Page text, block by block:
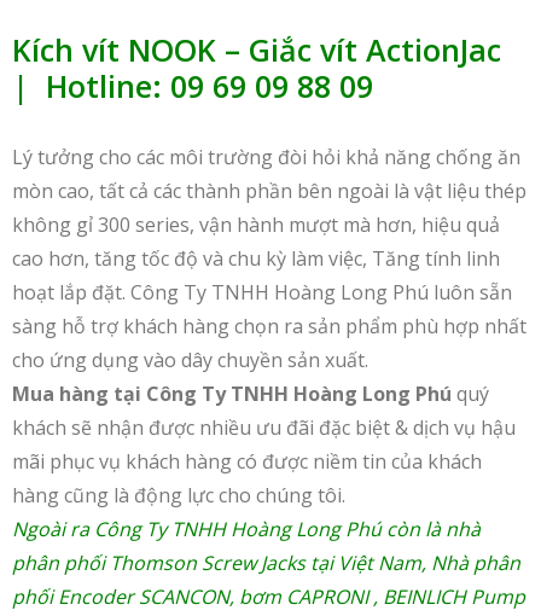
Kích vít NOOK – Giắc vít ActionJac
| Hotline: 09 69 09 88 09
Lý tưởng cho các môi trường đòi hỏi khả năng chống ăn
mòn cao, tất cả các thành phần bên ngoài là vật liệu thép
không gỉ 300 series, vận hành mượt mà hơn, hiệu quả
cao hơn, tăng tốc độ và chu kỳ làm việc, Tăng tính linh
hoạt lắp đặt. Công Ty TNHH Hoàng Long Phú luôn sẵn
sàng hỗ trợ khách hàng chọn ra sản phẩm phù hợp nhất
cho ứng dụng vào dây chuyền sản xuất.
Mua hàng tại Công Ty TNHH Hoàng Long Phú quý
khách sẽ nhận được nhiều ưu đãi đặc biệt & dịch vụ hậu
mãi phục vụ khách hàng có được niềm tin của khách
hàng cũng là động lực cho chúng tôi.
Ngoài ra Công Ty TNHH Hoàng Long Phú còn là nhà
phân phốiThomson Screw Jacks tại Việt Nam, Nhà phân
phối Encoder SCANCON, bơm CAPRONI, BEINLICH Pump